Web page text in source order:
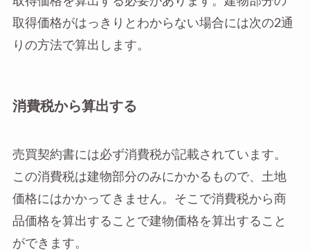
取得価格がはっきりとわからない場合には次の2通
りの方法で算出します。
消費税から算出する
売買契約書には必ず消費税が記載されています。
この消費税は建物部分のみにかかるもので、土地
価格にはかかってきません。そこで消費税から商
品価格を算出することで建物価格を算出すること
ができます。